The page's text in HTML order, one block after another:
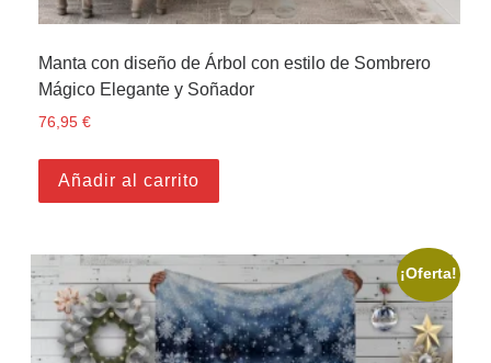
Manta con diseño de Árbol con estilo de Sombrero
Mágico Elegante y Soñador
76,95€
Añadir al carrito
¡Oferta!